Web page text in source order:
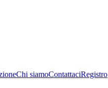
Chi siamoContattaciRegistro